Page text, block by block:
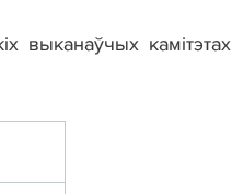
выканаўчых камітэтах